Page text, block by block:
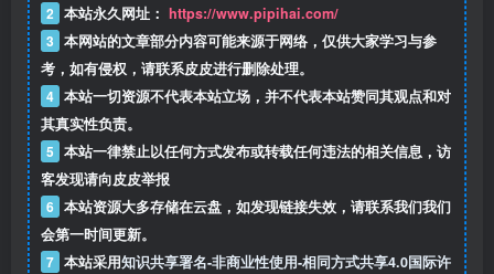
2 本站永久网址： https://www.pipihai.com/
3 本网站的文章部分内容可能来源于网络，仅供大家学习与参
考，如有侵权，请联系皮皮进行删除处理。
4 本站一切资源不代表本站立场，并不代表本站赞同其观点和对
其真实性负责。
5 本站一律禁止以任何方式发布或转载任何违法的相关信息，访
客发现请向皮皮举报
6 本站资源大多存储在云盘，如发现链接失效，请联系我们我们
会第一时间更新。
7 本站采用知识共享署名-非商业性使用-相同方式共享4.0国际许